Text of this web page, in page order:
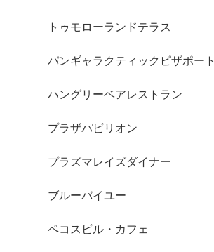
トゥモローランドテラス
パンギャラクティックピザポート
ハングリーベアレストラン
プラザパビリオン
プラズマレイズダイナー
ブルーバイユー
ペコスビル・カフェ